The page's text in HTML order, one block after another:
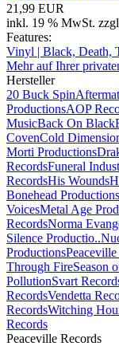
21,99 EUR
inkl. 19 % MwSt.
Features:
Vinyl | Black, Death,
Mehr auf Ihrer
Hersteller
20 Buck Spin
ProductionsAOP
MusicBack On Black
CovenCold
Morti Productions
RecordsFuneral
RecordsHis Wounds
Bonehead Productions
VoicesMetal Age
RecordsNorma
Silence Productio..
Productions
Through FireSeason
PollutionSvart
RecordsVendetta
RecordsWitching
Records
Peaceville Records